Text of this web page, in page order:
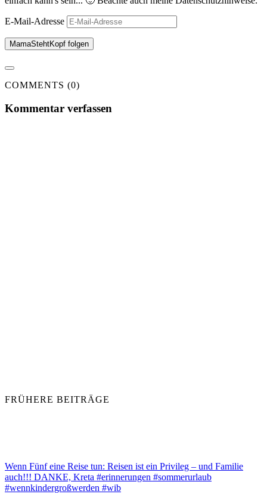
E-Mail-Adresse
MamaStehtKopf folgen
COMMENTS (0)
Kommentar verfassen
FRÜHERE BEITRÄGE
Wenn Fünf eine Reise tun: Reisen ist ein Privileg – und Familie
auch!!! DANKE, Kreta #erinnerungen #sommerurlaub
#wennkindergroßwerden #wib